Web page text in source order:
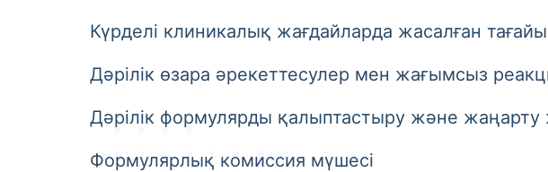
Күрделі клиникалық жағдайларда жасалған
Дәрілік өзара әрекеттесулер мен жағымсыз
Дәрілік формулярды қалыптастыру және жаңарту
Формулярлық комиссия мүшесі